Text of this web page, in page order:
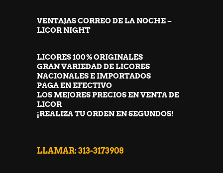
VENTAJAS CORREO DE LA NOCHE –
LICOR NIGHT
LICORES 100% ORIGINALES
GRAN VARIEDAD DE LICORES
NACIONALES E IMPORTADOS
PAGA EN EFECTIVO
LOS MEJORES PRECIOS EN VENTA DE
LICOR
¡REALIZA TU ORDEN EN SEGUNDOS!
LLAMAR: 313-3173908